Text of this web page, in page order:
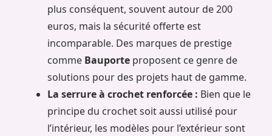
plus conséquent, souvent autour de 200
euros, mais la sécurité offerte est
incomparable. Des marques de prestige
comme Bauporte proposent ce genre de
solutions pour des projets haut de gamme.
La serrure à crochet renforcée : Bien que le
principe du crochet soit aussi utilisé pour
l’intérieur, les modèles pour l’extérieur sont